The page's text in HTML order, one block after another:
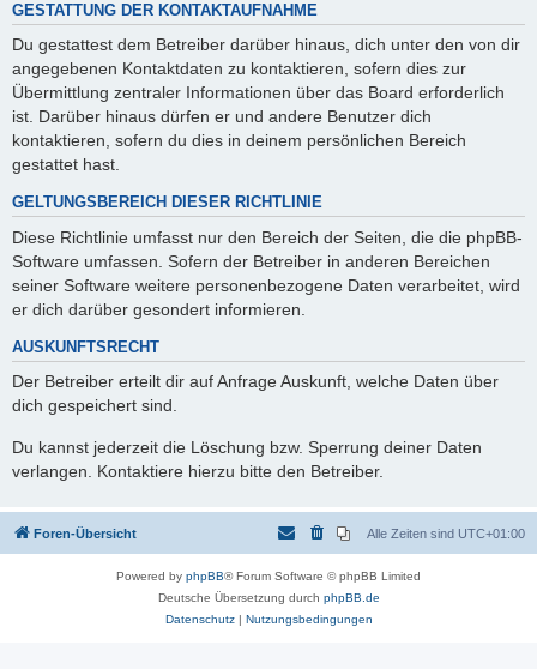
GESTATTUNG DER KONTAKTAUFNAHME
Du gestattest dem Betreiber darüber hinaus, dich unter den von dir
angegebenen Kontaktdaten zu kontaktieren, sofern dies zur
Übermittlung zentraler Informationen über das Board erforderlich
ist. Darüber hinaus dürfen er und andere Benutzer dich
kontaktieren, sofern du dies in deinem persönlichen Bereich
gestattet hast.
GELTUNGSBEREICH DIESER RICHTLINIE
Diese Richtlinie umfasst nur den Bereich der Seiten, die die phpBB-
Software umfassen. Sofern der Betreiber in anderen Bereichen
seiner Software weitere personenbezogene Daten verarbeitet, wird
er dich darüber gesondert informieren.
AUSKUNFTSRECHT
Der Betreiber erteilt dir auf Anfrage Auskunft, welche Daten über
dich gespeichert sind.
Du kannst jederzeit die Löschung bzw. Sperrung deiner Daten
verlangen. Kontaktiere hierzu bitte den Betreiber.
Foren-Übersicht Alle Zeiten sind UTC+01:00
Powered by phpBB® Forum Software © phpBB Limited
Deutsche Übersetzung durch phpBB.de
Datenschutz| Nutzungsbedingungen